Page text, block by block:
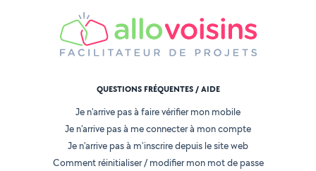
QUESTIONS FRÉQUENTES / AIDE
Je n'arrive pas à faire vérifier mon mobile
Je n'arrive pas à me connecter à mon compte
Je n'arrive pas à m'inscrire depuis le site web
Comment réinitialiser / modifier mon mot de passe